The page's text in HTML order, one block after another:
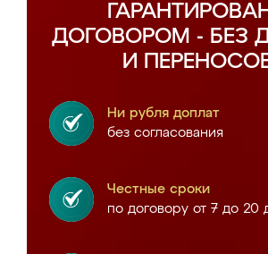
ДОГОВОРОМ - БЕЗ
И
Ни рубля доплат
без согласования
Честные сроки
по договору от 7 до 20